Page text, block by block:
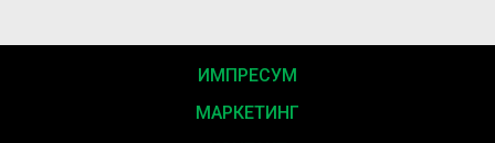
ИМПРЕСУМ
МАРКЕТИНГ